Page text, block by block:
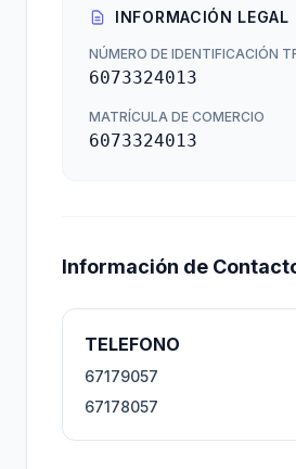
INFORMACIÓN LEGAL
NÚMERO DE IDENTIFICACIÓN
6073324013
MATRÍCULA DE COMERCIO
6073324013
Información de
TELEFONO
67179057
67178057